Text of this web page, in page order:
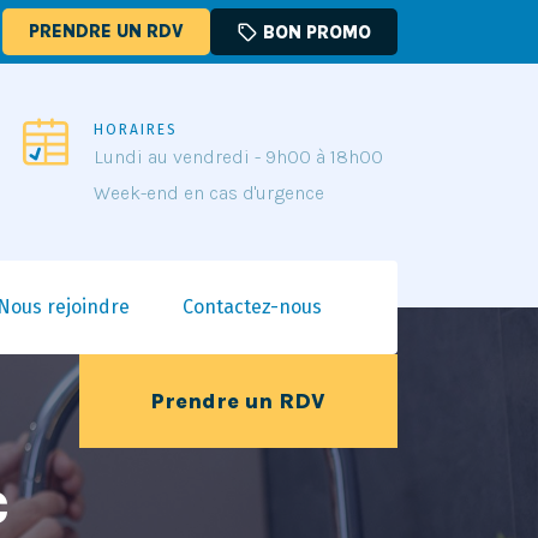
PRENDRE UN RDV sell BON PROMO
HORAIRES
Lundi au vendredi - 9h00 à 18h00
Week-end en cas d'urgence
Nous rejoindre Contactez-nous
Prendre un RDV